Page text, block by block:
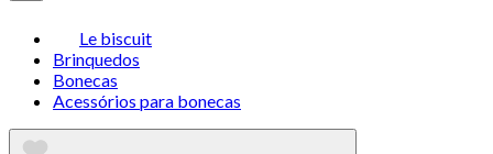
Le biscuit
Brinquedos
Bonecas
Acessórios para bonecas